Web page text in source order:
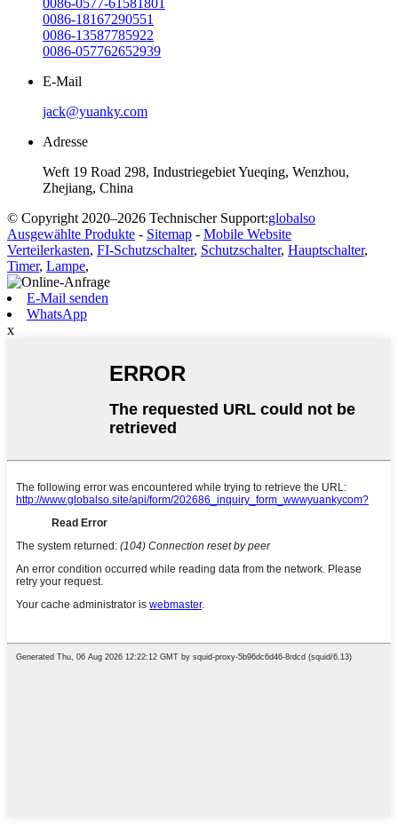
0086-0577-61581801
0086-18167290551
0086-13587785922
0086-057762652939
E-Mail
jack@yuanky.com
Adresse
Weft 19 Road 298, Industriegebiet Yueqing, Wenzhou,
Zhejiang, China
© Copyright 2020–2026 Technischer Support:globalso
Ausgewählte Produkte - Sitemap - Mobile Website
Verteilerkasten, FI-Schutzschalter, Schutzschalter, Hauptschalter,
Timer, Lampe,
E-Mail senden
WhatsApp
x